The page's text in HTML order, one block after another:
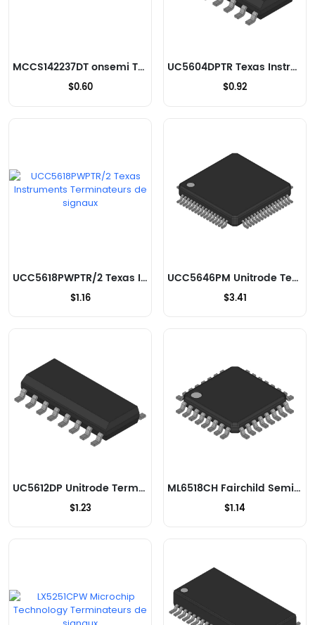
MCCS142237DT onsemi Terminateurs de signaux
$0.60
UC5604DPTR Texas Instruments Terminateurs de signaux
$0.92
UCC5618PWPTR/2 Texas Instruments Terminateurs de signaux
$1.16
UCC5646PM Unitrode Terminateurs de signaux
$3.41
UC5612DP Unitrode Terminateurs de signaux
$1.23
ML6518CH Fairchild Semiconductor Terminateurs de signaux
$1.14